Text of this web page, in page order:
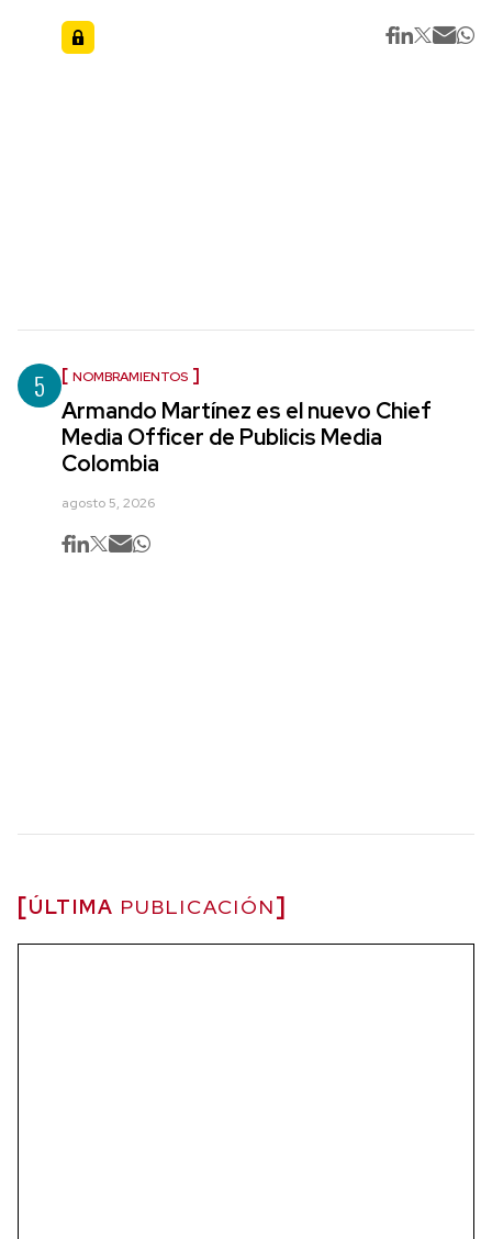
5 NOMBRAMIENTOS
Armando Martínez es el nuevo Chief
Media Officer de Publicis Media
Colombia
agosto 5, 2026
ÚLTIMA PUBLICACIÓN